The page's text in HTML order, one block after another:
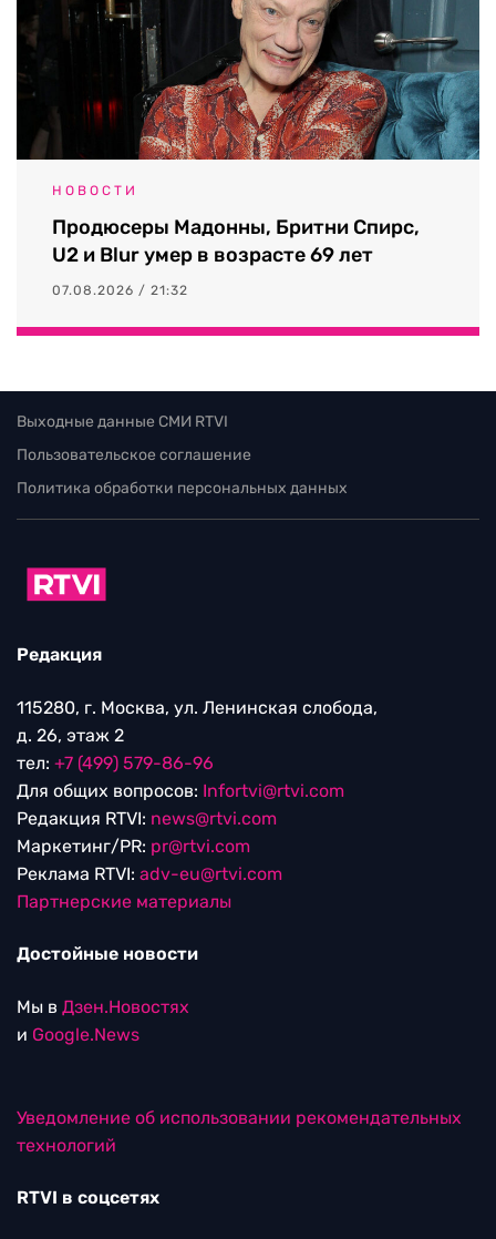
НОВОСТИ
Продюсеры Мадонны, Бритни Спирс,
U2 и Blur умер в возрасте 69 лет
07.08.2026 / 21:32
Выходные данные СМИ RTVI
Пользовательское соглашение
Политика обработки персональных данных
Редакция
115280, г. Москва, ул. Ленинская слобода,
д. 26, этаж 2
тел: +7 (499) 579-86-96
Для общих вопросов: Infortvi@rtvi.com
Редакция RTVI: news@rtvi.com
Маркетинг/PR: pr@rtvi.com
Реклама RTVI: adv-eu@rtvi.com
Партнерские материалы
Достойные новости
Мы в Дзен.Новостях
и Google.News
Уведомление об использовании рекомендательных
технологий
RTVI в соцсетях